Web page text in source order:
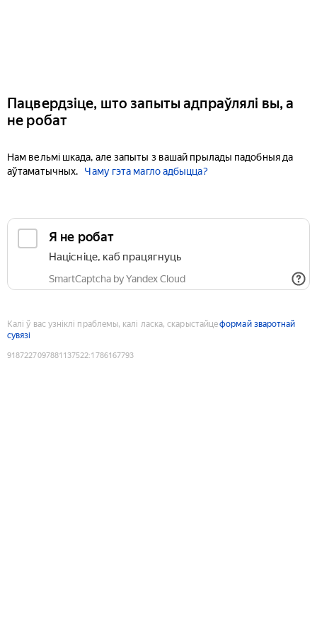
Пацвердзіце, што запыты адпраўлялі вы, а
не робат
Нам вельмі шкада, але запыты з вашай прылады падобныя да
аўтаматычных.
Чаму гэта магло адбыцца?
Я не робат
Націсніце, каб працягнуць
SmartCaptcha by Yandex Cloud
Калі ў вас узніклі праблемы, калі ласка, скарыстайцеформай зваротнай
сувязі
9187227097881137522:1786167793